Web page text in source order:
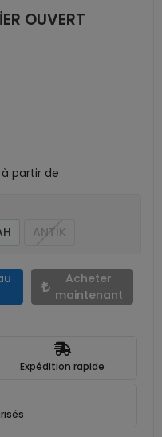
OUVERT
partir de
ANTİK
Acheter
maintenant
Expédition rapide